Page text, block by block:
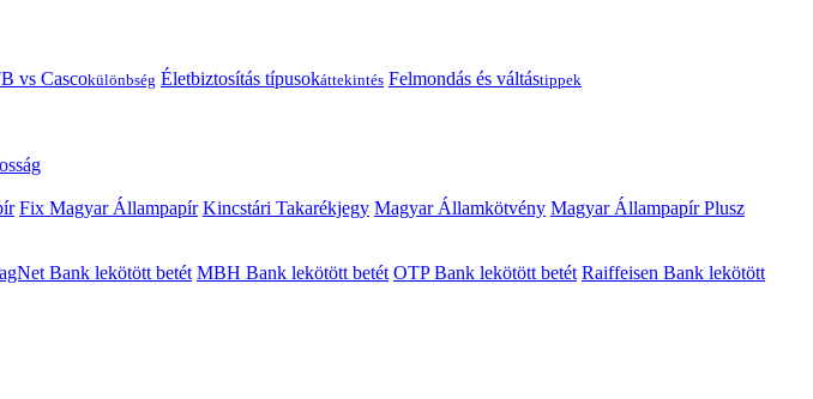
vs Cascokülönbség Életbiztosítás típusokáttekintés Felmondás és váltástippek
Fix Magyar Állampapír Kincstári Takarékjegy Magyar Államkötvény Magyar Állampapír Plusz
Bank lekötött betét MBH Bank lekötött betét OTP Bank lekötött betét Raiffeisen Bank lekötött